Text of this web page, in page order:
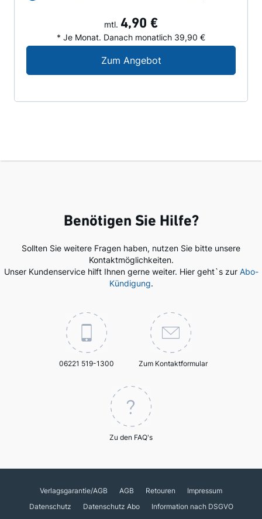
mtl. 4,90 €
* Je Monat. Danach monatlich 39,90 €
Zum AngebotDigital-Angebot für
Benötigen Sie Hilfe?
Sollten Sie weitere Fragen haben, nutzen Sie bitte unsere
Kontaktmöglichkeiten.
Unser Kundenservice hilft Ihnen gerne weiter. Hier geht`s zur Abo-
Kündigung.
06221 519-1300 Zum Kontaktformular
Zu den FAQ's
Verlagsgarantie/AGB AGB Retouren
Impressum
Datenschutz
Datenschutz Abo
Information nach DSGVO